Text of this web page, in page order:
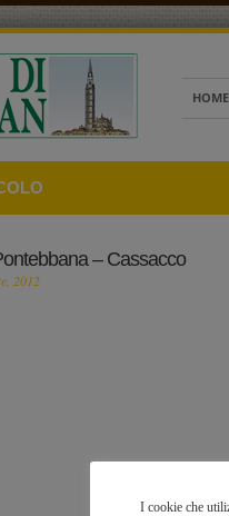
HOME
– Cassacco
2012
I cookie che